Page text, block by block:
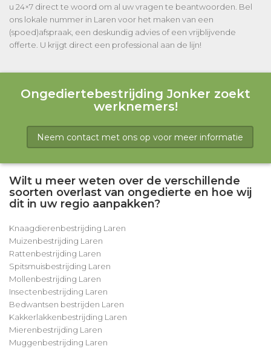
u 24×7 direct te woord om al uw vragen te beantwoorden. Bel
ons lokale nummer in Laren voor het maken van een
(spoed)afspraak, een deskundig advies of een vrijblijvende
offerte. U krijgt direct een professional aan de lijn!
Ongediertebestrijding Jonker zoekt
werknemers!
Neem contact met ons op voor meer informatie
Wilt u meer weten over de verschillende
soorten overlast van ongedierte en hoe wij
dit in uw regio aanpakken?
Knaagdierenbestrijding Laren
Muizenbestrijding Laren
Rattenbestrijding Laren
Spitsmuisbestrijding Laren
Mollenbestrijding Laren
Insectenbestrijding Laren
Bedwantsen bestrijden Laren
Kakkerlakkenbestrijding Laren
Mierenbestrijding Laren
Muggenbestrijding Laren